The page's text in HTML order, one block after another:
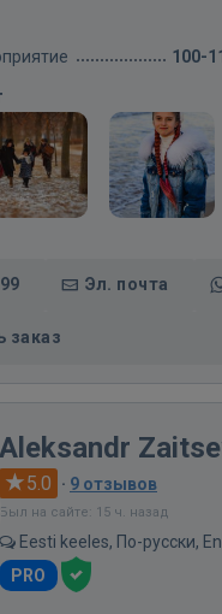
100-
Эл. почта
заказ
Aleksandr
5.0 · 9 отзывов
Был на сайте: 15 ч. назад
Eesti keeles, По-русски,
PRO